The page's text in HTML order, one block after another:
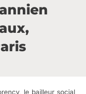
le bailleur social